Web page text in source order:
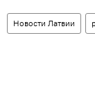
Новости Латвии